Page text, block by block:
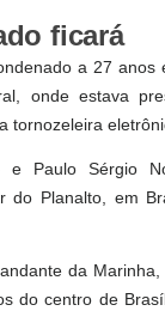
ficará
a 27
onde estava
e Paulo Sérgio
do Planalto, em
da
do centro de